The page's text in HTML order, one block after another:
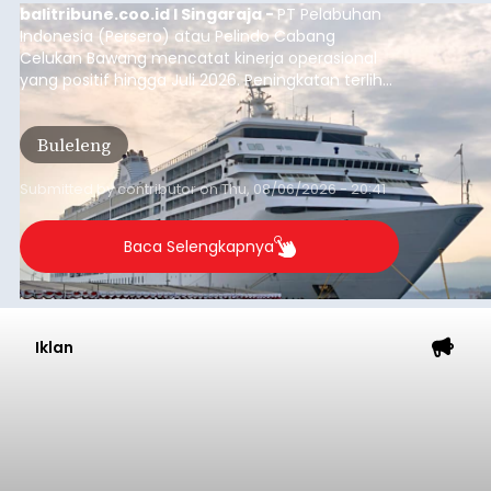
balitribune.coo.id I Singaraja -PT Pelabuhan
Indonesia (Persero) atau Pelindo Cabang
Celukan Bawang mencatat kinerja operasional
yang positif hingga Juli 2026. Peningkatan terlihat
dari arus kapal yang mencapai 1,48 juta Gross
Tonnage (GT), atau tumbuh 12,4 persen
dibandingkan periode yang sama tahun lalu
yang tercatat sebesar 1,32 juta GT.
Buleleng
Submitted bycontributoronThu, 08/06/2026 - 20:41
Baca Selengkapnya
Iklan